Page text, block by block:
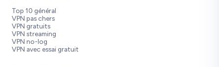
Top 10 général
VPN pas chers
VPN gratuits
VPN streaming
VPN no-log
VPN avec essai gratuit